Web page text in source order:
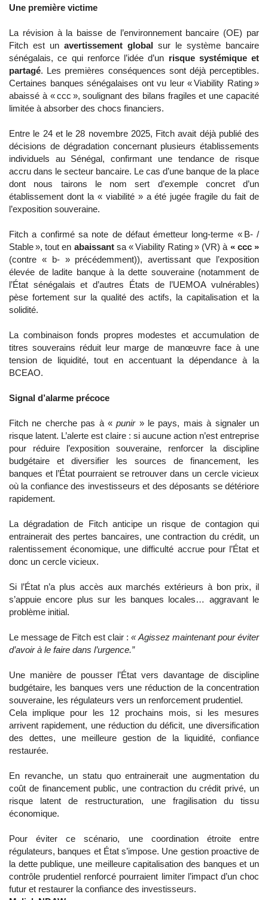
Une première victime
La révision à la baisse de l’environnement bancaire (OE) par
Fitch est un avertissement global sur le système bancaire
sénégalais, ce qui renforce l’idée d’un risque systémique et
partagé. Les premières conséquences sont déjà perceptibles.
Certaines banques sénégalaises ont vu leur « Viability Rating »
abaissé à « ccc », soulignant des bilans fragiles et une capacité
limitée à absorber des chocs financiers.
Entre le 24 et le 28 novembre 2025, Fitch avait déjà publié des
décisions de dégradation concernant plusieurs établissements
individuels au Sénégal, confirmant une tendance de risque
accru dans le secteur bancaire. Le cas d’une banque de la place
dont nous tairons le nom sert d’exemple concret d’un
établissement dont la « viabilité » a été jugée fragile du fait de
l’exposition souveraine.
Fitch a confirmé sa note de défaut émetteur long‑terme « B‑ /
Stable », tout en abaissantsa « Viability Rating » (VR) à « ccc »
(contre « b‑ » précédemment)), avertissant que l’exposition
élevée de ladite banque à la dette souveraine (notamment de
l’État sénégalais et d’autres États de l’UEMOA vulnérables)
pèse fortement sur la qualité des actifs, la capitalisation et la
solidité.
La combinaison fonds propres modestes et accumulation de
titres souverains réduit leur marge de manœuvre face à une
tension de liquidité, tout en accentuant la dépendance à la
BCEAO.
Signal d’alarme précoce
Fitch ne cherche pas à «punir» le pays, mais à signaler un
risque latent. L’alerte est claire : si aucune action n’est entreprise
pour réduire l’exposition souveraine, renforcer la discipline
budgétaire et diversifier les sources de financement, les
banques et l’État pourraient se retrouver dans un cercle vicieux
où la confiance des investisseurs et des déposants se détériore
rapidement.
La dégradation de Fitch anticipe un risque de contagion qui
entrainerait des pertes bancaires, une contraction du crédit, un
ralentissement économique, une difficulté accrue pour l’État et
donc un cercle vicieux.
Si l’État n’a plus accès aux marchés extérieurs à bon prix, il
s’appuie encore plus sur les banques locales… aggravant le
problème initial.
Le message de Fitch est clair : « Agissez maintenant pour éviter
d’avoir à le faire dans l’urgence.”
Une manière de pousser l’État vers davantage de discipline
budgétaire, les banques vers une réduction de la concentration
souveraine, les régulateurs vers un renforcement prudentiel.
Cela implique pour les 12 prochains mois, si les mesures
arrivent rapidement, une réduction du déficit, une diversification
des dettes, une meilleure gestion de la liquidité, confiance
restaurée.
En revanche, un statu quo entrainerait une augmentation du
coût de financement public, une contraction du crédit privé, un
risque latent de restructuration, une fragilisation du tissu
économique.
Pour éviter ce scénario, une coordination étroite entre
régulateurs, banques et État s’impose. Une gestion proactive de
la dette publique, une meilleure capitalisation des banques et un
contrôle prudentiel renforcé pourraient limiter l’impact d’un choc
futur et restaurer la confiance des investisseurs.